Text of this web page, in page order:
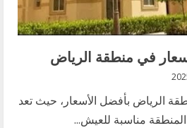
في منطقة الرياض
الرياض بأفضل الأسعار، حيث تعد
مناسبة للعيش...